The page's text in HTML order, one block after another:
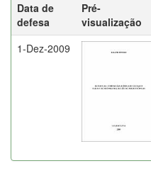
Data de
defesa
Pré-
visualização
1-Dez-2009